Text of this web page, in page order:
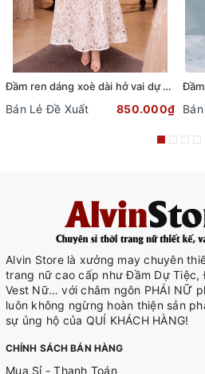
Đầm ren dáng xoè dài hở vai dự tiệc phối dây đai sang trọng
Bán Lẻ Đề Xuất 850.000₫
Alvin Store là xưởng may chuyên
trang nữ cao cấp như Đầm Dự Tiệc,
Vest Nữ… với châm ngôn PHÁI NỮ
luôn không ngừng hoàn thiện sản
sự ủng hộ của QUÍ KHÁCH HÀNG!
CHÍNH SÁCH BÁN HÀNG
Mua Sỉ - Thanh Toán